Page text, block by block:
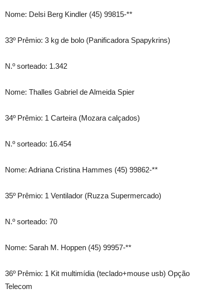
Nome: Delsi Berg Kindler (45) 99815-**
33º Prêmio: 3 kg de bolo (Panificadora Spapykrins)
N.º sorteado: 1.342
Nome: Thalles Gabriel de Almeida Spier
34º Prêmio: 1 Carteira (Mozara calçados)
N.º sorteado: 16.454
Nome: Adriana Cristina Hammes (45) 99862-**
35º Prêmio: 1 Ventilador (Ruzza Supermercado)
N.º sorteado: 70
Nome: Sarah M. Hoppen (45) 99957-**
36º Prêmio: 1 Kit multimídia (teclado+mouse usb) Opção
Telecom